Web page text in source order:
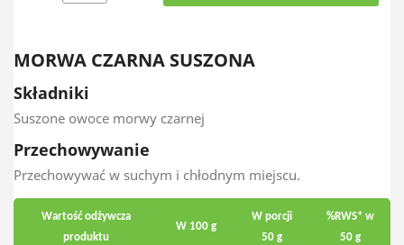
MORWA CZARNA SUSZONA
Składniki
Suszone owoce morwy czarnej
Przechowywanie
Przechowywać w suchym i chłodnym miejscu.
Wartość odżywcza
produktu
W 100 g
W porcji
50 g
%RWS* w
50 g